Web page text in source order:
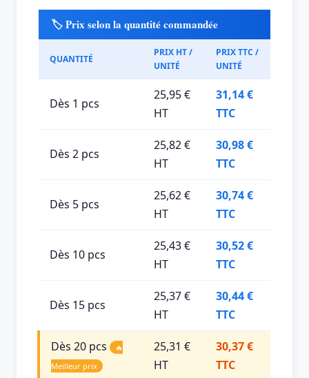
🏷️ Prix selon la quantité commandée
QUANTITÉ
PRIX HT /
UNITÉ
PRIX TTC /
UNITÉ
Dès 1 pcs
25,95 €
HT
31,14 €
TTC
Dès 2 pcs
25,82 €
HT
30,98 €
TTC
Dès 5 pcs
25,62 €
HT
30,74 €
TTC
Dès 10 pcs
25,43 €
HT
30,52 €
TTC
Dès 15 pcs
25,37 €
HT
30,44 €
TTC
Dès 20 pcs
🔥
Meilleur prix
25,31 €
HT
30,37 €
TTC